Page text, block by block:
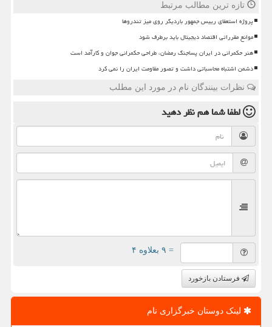
تازه ترین مطالب مرتبط
پروژه استعفای رییس جمهور باردیگر روی میز تندروها
موانع مقرراتی اقتصاد دیجیتال باید برطرف شود
هنر حکمرانی در ایران پساجنگ رمضان، طراحی حکمرانی جوان و کارآمد است
دشمن اشتباه محاسباتی داشت و تصور مقاومت ایران را نمی کرد
نظرات بینندگان نام در مورد این مطلب
لطفا شما همنظر دهید
= ۹ بعلاوه ۴
فرستادن بازخورد
لینک دوستان خبرگزاری نام